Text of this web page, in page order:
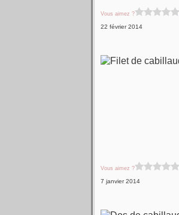
Vous aimez ?
22 février 2014
Vous aimez ?
7 janvier 2014